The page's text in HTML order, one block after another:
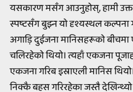
यसकारण मसँग आउनुहोस्, हामी
स्पष्टसँग बुझ्न यो दृश्यस्थल कल्पना
अगाड़ि दुईजना मानिसहरूको
चलिरहेको थियो। त्यहाँ एकजना
एकजना गरिब इस्राएली मानिस
निक्कै बहस गरिरहेका जस्तै